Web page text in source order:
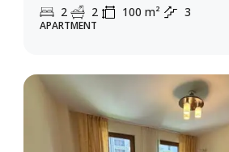
2 2 100 m² 3
APARTMENT